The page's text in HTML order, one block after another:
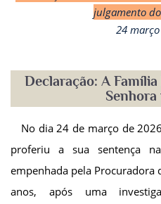
julgamento
24
Declaração: A
No dia 24 de março de
proferiu a sua sentença
empenhada pela Procuradora
anos, após uma